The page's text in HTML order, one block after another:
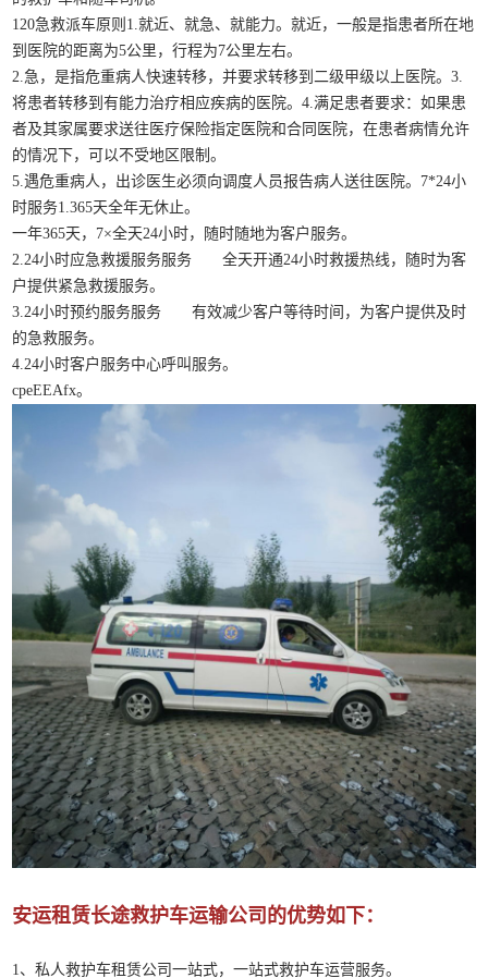
120急救派车原则1.就近、就急、就能力。就近，一般是指患者所在地
到医院的距离为5公里，行程为7公里左右。
2.急，是指危重病人快速转移，并要求转移到二级甲级以上医院。3.
将患者转移到有能力治疗相应疾病的医院。4.满足患者要求：如果患
者及其家属要求送往医疗保险指定医院和合同医院，在患者病情允许
的情况下，可以不受地区限制。
5.遇危重病人，出诊医生必须向调度人员报告病人送往医院。7*24小
时服务1.365天全年无休止。
一年365天，7×全天24小时，随时随地为客户服务。
2.24小时应急救援服务服务 全天开通24小时救援热线，随时为客
户提供紧急救援服务。
3.24小时预约服务服务 有效减少客户等待时间，为客户提供及时
的急救服务。
4.24小时客户服务中心呼叫服务。
cpeEEAfx。
安运租赁长途救护车运输公司的优势如下：
1、私人救护车租赁公司一站式，一站式救护车运营服务。